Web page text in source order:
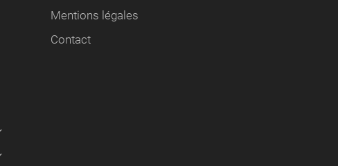
Mentions légales
Contact